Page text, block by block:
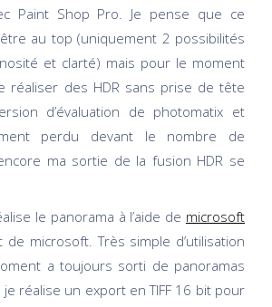
Paint Shop Pro. Je pense que ce
au top (uniquement 2 possibilités
et clarté) mais pour le moment
réaliser des HDR sans prise de tête
d’évaluation de photomatix et
perdu devant le nombre de
ma sortie de la fusion HDR se
le panorama à l’aide de microsoft
de microsoft. Très simple d’utilisation
a toujours sorti de panoramas
je réalise un export en TIFF 16 bit pour